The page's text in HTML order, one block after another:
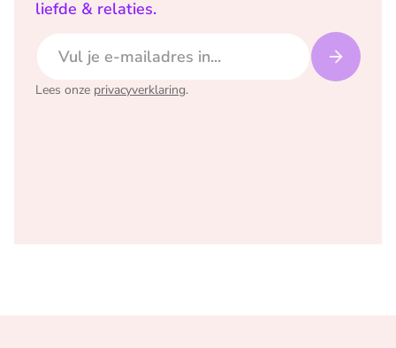
liefde & relaties.
Lees onze privacyverklaring.